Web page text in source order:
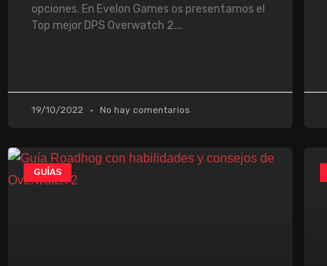
opciones. En Evelon Games os presentamos el
Top mejor DPS Overwatch 2.
19/10/2022 No hay comentarios
GUÍAS